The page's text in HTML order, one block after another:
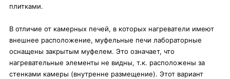
плитками.
В отличие от камерных печей, в которых нагреватели имеют
внешнее расположение, муфельные печи лабораторные
оснащены закрытым муфелем. Это означает, что
нагревательные элементы не видны, т.к. расположены за
стенками камеры (внутренне размещение). Этот вариант